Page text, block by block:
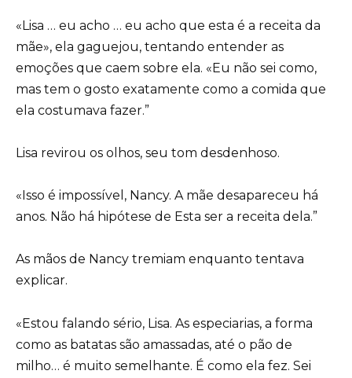
«Lisa … eu acho … eu acho que esta é a receita da
mãe», ela gaguejou, tentando entender as
emoções que caem sobre ela. «Eu não sei como,
mas tem o gosto exatamente como a comida que
ela costumava fazer.”
Lisa revirou os olhos, seu tom desdenhoso.
«Isso é impossível, Nancy. A mãe desapareceu há
anos. Não há hipótese de Esta ser a receita dela.”
As mãos de Nancy tremiam enquanto tentava
explicar.
«Estou falando sério, Lisa. As especiarias, a forma
como as batatas são amassadas, até o pão de
milho… é muito semelhante. É como ela fez. Sei